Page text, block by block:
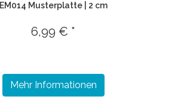
EM014 Musterplatte | 2 cm
6,99 € *
Mehr Informationen